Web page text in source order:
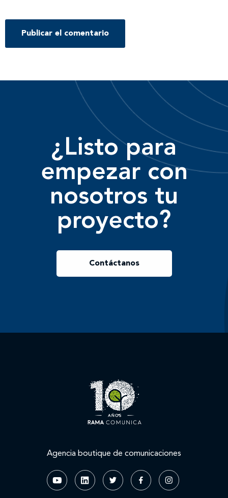
¿Listo para
empezar con
nosotros tu
proyecto?
Contáctanos
Agencia boutique de comunicaciones